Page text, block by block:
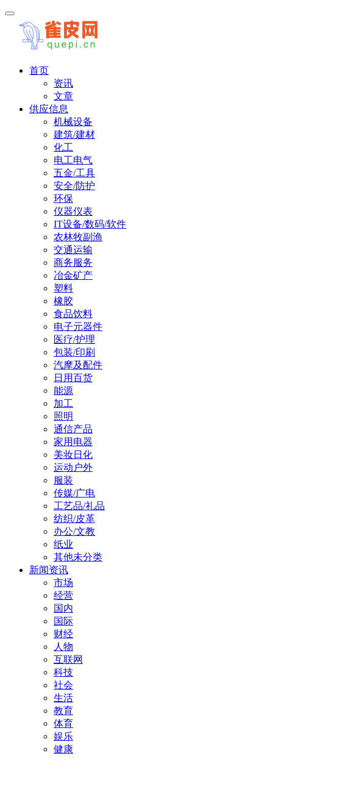
首页
资讯
文章
供应信息
机械设备
建筑/建材
化工
电工电气
五金/工具
安全/防护
环保
仪器仪表
IT设备/数码/软件
农林牧副渔
交通运输
商务服务
冶金矿产
塑料
橡胶
食品饮料
电子元器件
医疗/护理
包装/印刷
汽摩及配件
日用百货
能源
加工
照明
通信产品
家用电器
美妆日化
运动户外
服装
传媒/广电
工艺品/礼品
纺织/皮革
办公/文教
纸业
其他未分类
新闻资讯
市场
经营
国内
国际
财经
人物
互联网
科技
社会
生活
教育
体育
娱乐
健康